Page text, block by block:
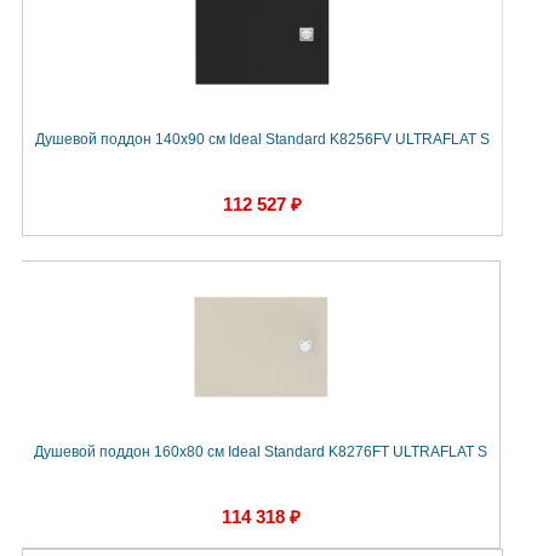
Душевой поддон 140х90 см Ideal Standard K8256FV ULTRAFLAT S
112 527 ₽
Душевой поддон 160х80 см Ideal Standard K8276FT ULTRAFLAT S
114 318 ₽